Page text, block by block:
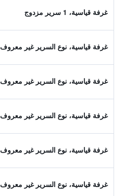
غرفة قياسية، 1 سرير مزدوج
غرفة قياسية، نوع السرير غير معروف
غرفة قياسية، نوع السرير غير معروف
غرفة قياسية، نوع السرير غير معروف
غرفة قياسية، نوع السرير غير معروف
غرفة قياسية، نوع السرير غير معروف